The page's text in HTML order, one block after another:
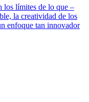
los límites de lo que –
la creatividad de los
enfoque tan innovador